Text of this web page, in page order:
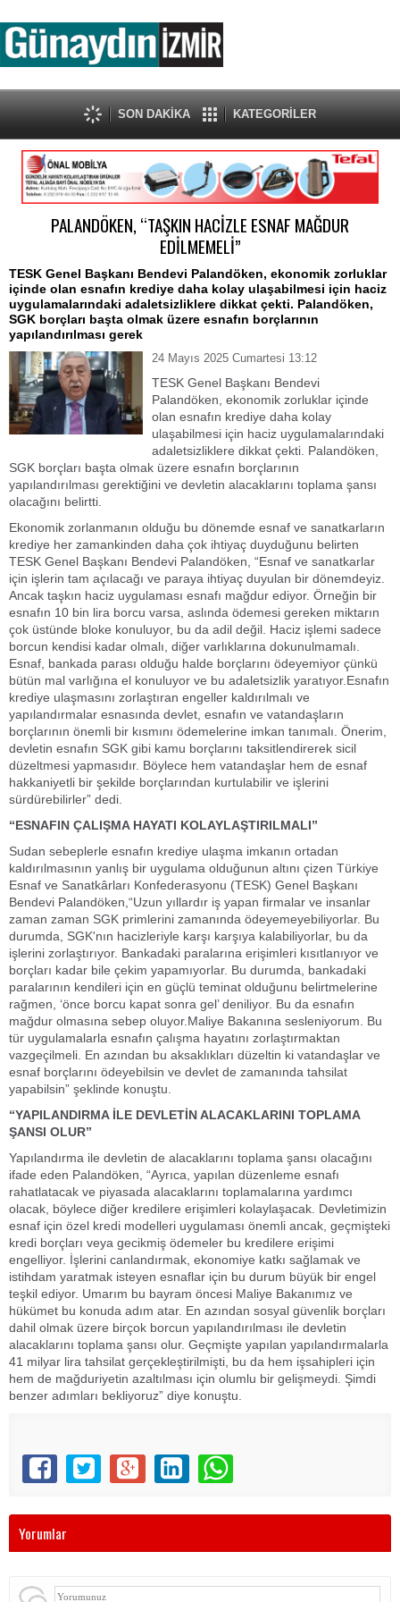
SON DAKİKA KATEGORİLER
PALANDÖKEN, “TAŞKIN HACİZLE ESNAF MAĞDUR
EDİLMEMELİ”
TESK Genel Başkanı Bendevi Palandöken, ekonomik zorluklar
içinde olan esnafın krediye daha kolay ulaşabilmesi için haciz
uygulamalarındaki adaletsizliklere dikkat çekti. Palandöken,
SGK borçları başta olmak üzere esnafın borçlarının
yapılandırılması gerek
24 Mayıs 2025 Cumartesi 13:12
TESK Genel Başkanı Bendevi
Palandöken, ekonomik zorluklar içinde
olan esnafın krediye daha kolay
ulaşabilmesi için haciz uygulamalarındaki
adaletsizliklere dikkat çekti. Palandöken,
SGK borçları başta olmak üzere esnafın borçlarının
yapılandırılması gerektiğini ve devletin alacaklarını toplama şansı
olacağını belirtti.
Ekonomik zorlanmanın olduğu bu dönemde esnaf ve sanatkarların
krediye her zamankinden daha çok ihtiyaç duyduğunu belirten
TESK Genel Başkanı Bendevi Palandöken, “Esnaf ve sanatkarlar
için işlerin tam açılacağı ve paraya ihtiyaç duyulan bir dönemdeyiz.
Ancak taşkın haciz uygulaması esnafı mağdur ediyor. Örneğin bir
esnafın 10 bin lira borcu varsa, aslında ödemesi gereken miktarın
çok üstünde bloke konuluyor, bu da adil değil. Haciz işlemi sadece
borcun kendisi kadar olmalı, diğer varlıklarına dokunulmamalı.
Esnaf, bankada parası olduğu halde borçlarını ödeyemiyor çünkü
bütün mal varlığına el konuluyor ve bu adaletsizlik yaratıyor.Esnafın
krediye ulaşmasını zorlaştıran engeller kaldırılmalı ve
yapılandırmalar esnasında devlet, esnafın ve vatandaşların
borçlarının önemli bir kısmını ödemelerine imkan tanımalı. Önerim,
devletin esnafın SGK gibi kamu borçlarını taksitlendirerek sicil
düzeltmesi yapmasıdır. Böylece hem vatandaşlar hem de esnaf
hakkaniyetli bir şekilde borçlarından kurtulabilir ve işlerini
sürdürebilirler” dedi.
“ESNAFIN ÇALIŞMA HAYATI KOLAYLAŞTIRILMALI”
Sudan sebeplerle esnafın krediye ulaşma imkanın ortadan
kaldırılmasının yanlış bir uygulama olduğunun altını çizen Türkiye
Esnaf ve Sanatkârları Konfederasyonu (TESK) Genel Başkanı
Bendevi Palandöken,“Uzun yıllardır iş yapan firmalar ve insanlar
zaman zaman SGK primlerini zamanında ödeyemeyebiliyorlar. Bu
durumda, SGK'nın hacizleriyle karşı karşıya kalabiliyorlar, bu da
işlerini zorlaştırıyor. Bankadaki paralarına erişimleri kısıtlanıyor ve
borçları kadar bile çekim yapamıyorlar. Bu durumda, bankadaki
paralarının kendileri için en güçlü teminat olduğunu belirtmelerine
rağmen, ‘önce borcu kapat sonra gel’ deniliyor. Bu da esnafın
mağdur olmasına sebep oluyor.Maliye Bakanına sesleniyorum. Bu
tür uygulamalarla esnafın çalışma hayatını zorlaştırmaktan
vazgeçilmeli. En azından bu aksaklıkları düzeltin ki vatandaşlar ve
esnaf borçlarını ödeyebilsin ve devlet de zamanında tahsilat
yapabilsin” şeklinde konuştu.
“YAPILANDIRMA İLE DEVLETİN ALACAKLARINI TOPLAMA
ŞANSI OLUR”
Yapılandırma ile devletin de alacaklarını toplama şansı olacağını
ifade eden Palandöken, “Ayrıca, yapılan düzenleme esnafı
rahatlatacak ve piyasada alacaklarını toplamalarına yardımcı
olacak, böylece diğer kredilere erişimleri kolaylaşacak. Devletimizin
esnaf için özel kredi modelleri uygulaması önemli ancak, geçmişteki
kredi borçları veya gecikmiş ödemeler bu kredilere erişimi
engelliyor. İşlerini canlandırmak, ekonomiye katkı sağlamak ve
istihdam yaratmak isteyen esnaflar için bu durum büyük bir engel
teşkil ediyor. Umarım bu bayram öncesi Maliye Bakanımız ve
hükümet bu konuda adım atar. En azından sosyal güvenlik borçları
dahil olmak üzere birçok borcun yapılandırılması ile devletin
alacaklarını toplama şansı olur. Geçmişte yapılan yapılandırmalarla
41 milyar lira tahsilat gerçekleştirilmişti, bu da hem işsahipleri için
hem de mağduriyetin azaltılması için olumlu bir gelişmeydi. Şimdi
benzer adımları bekliyoruz” diye konuştu.
Yorumlar